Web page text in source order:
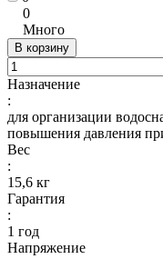
0
Много
В корзину
Назначение
:
для организации
повышения давления
Вес
:
15,6 кг
Гарантия
:
1 год
Напряжение